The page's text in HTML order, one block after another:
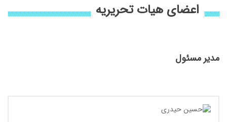
اعضای هیات تحریریه
مدیر مسئول